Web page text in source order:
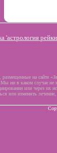
на сайте
ни в каком случае
или через их
или изменять